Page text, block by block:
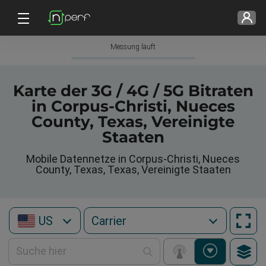
Messung läuft
Karte der 3G / 4G / 5G Bitraten
in Corpus-Christi, Nueces
County, Texas, Vereinigte
Staaten
Mobile Datennetze in Corpus-Christi, Nueces
County, Texas, Texas, Vereinigte Staaten
US